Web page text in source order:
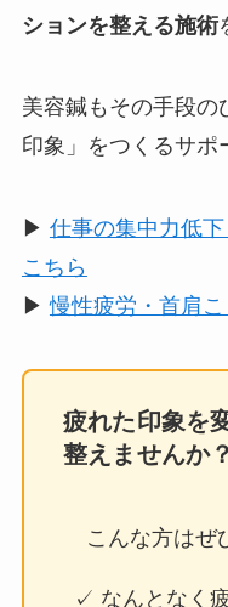
ションを整える施術
美容鍼もその手段の
印象」をつくるサポ
▶ 仕事の集中力低
こちら
▶慢性疲労・首肩
疲れた印象を
整えませんか？
こんな方はぜ
✓ なんとなく